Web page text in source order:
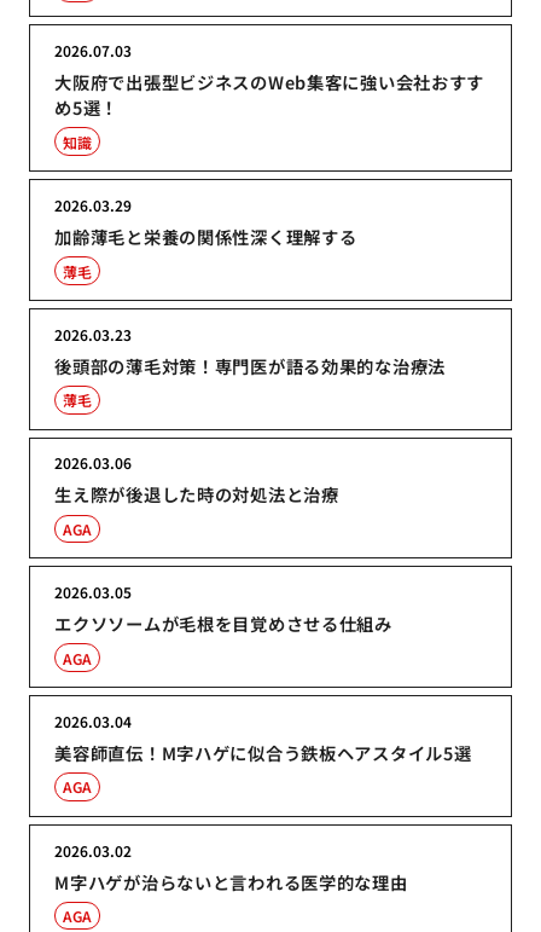
大阪府で出張型ビジネスのWeb集客に強い会社おすす
め5選！
2026.07.03
知識
加齢薄毛と栄養の関係性深く理解する
2026.03.29
薄毛
後頭部の薄毛対策！専門医が語る効果的な治療法
2026.03.23
薄毛
生え際が後退した時の対処法と治療
2026.03.06
AGA
エクソソームが毛根を目覚めさせる仕組み
2026.03.05
AGA
美容師直伝！M字ハゲに似合う鉄板ヘアスタイル5選
2026.03.04
AGA
M字ハゲが治らないと言われる医学的な理由
2026.03.02
AGA